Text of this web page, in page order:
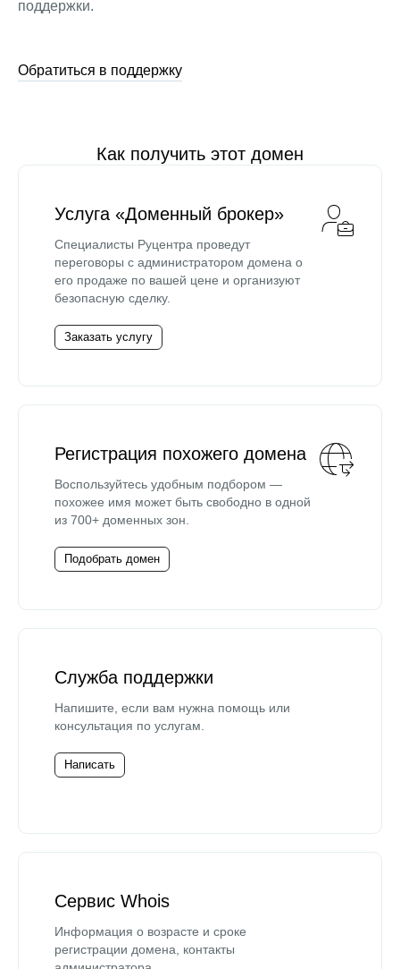
поддержки.
Обратиться в поддержку
Как получить этот домен
Услуга «Доменный брокер»
Специалисты Руцентра проведут
переговоры с администратором домена о
его продаже по вашей цене и организуют
безопасную сделку.
Заказать услугу
Регистрация похожего домена
Воспользуйтесь удобным подбором —
похожее имя может быть свободно в одной
из 700+ доменных зон.
Подобрать домен
Служба поддержки
Напишите, если вам нужна помощь или
консультация по услугам.
Написать
Сервис Whois
Информация о возрасте и сроке
регистрации домена, контакты